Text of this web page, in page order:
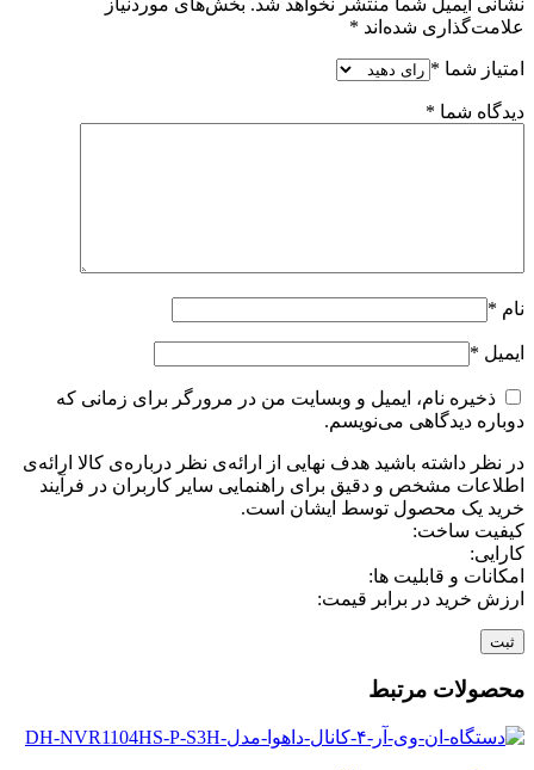
نشانی ایمیل شما منتشر نخواهد شد. بخش‌های موردنیاز
علامت‌گذاری شده‌اند *
امتیاز شما *
دیدگاه شما *
نام *
ایمیل *
ذخیره نام، ایمیل و وبسایت من در مرورگر برای زمانی که
دوباره دیدگاهی می‌نویسم.
در نظر داشته باشید هدف نهایی از ارائه‌ی نظر درباره‌ی کالا ارائه‌ی
اطلاعات مشخص و دقیق برای راهنمایی سایر کاربران در فرآیند
خرید یک محصول توسط ایشان است.
کیفیت ساخت:
کارایی:
امکانات و قابلیت ها:
ارزش خرید در برابر قیمت:
محصولات مرتبط